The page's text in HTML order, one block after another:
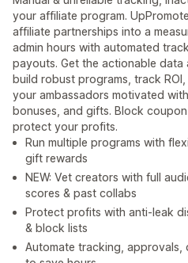
your affiliate program.
affiliate partnerships into a
admin hours with automated
payouts. Get the actionable
build robust programs, track
your ambassadors motivated
bonuses, and gifts. Block
protect your profits.
Run multiple programs with
gift rewards
NEW: Vet creators with full
scores & past collabs
Protect profits with anti-leak
& block lists
Automate tracking, approvals,